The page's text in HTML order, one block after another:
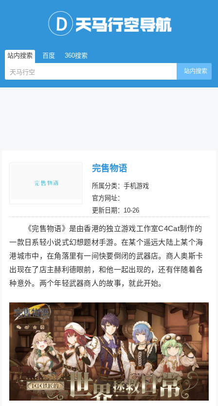
站内搜索 百度 360搜索
站内搜索
完售物语
所属分类：手机游戏
官方网址：
更新日期：10-26
《完售物语》是由香港的独立游戏工作室C4Cat制作的
一款日系轻小说式幻想题材手游。在某个遥远大陆上某个海
港城市中，在角落里有一间快要倒闭的武器店。商人奥斯卡
出现在了店主赫利德眼前，和他一起出现的，还有伴随着各
种意外。两个年轻武器商人的故事，就此开始。